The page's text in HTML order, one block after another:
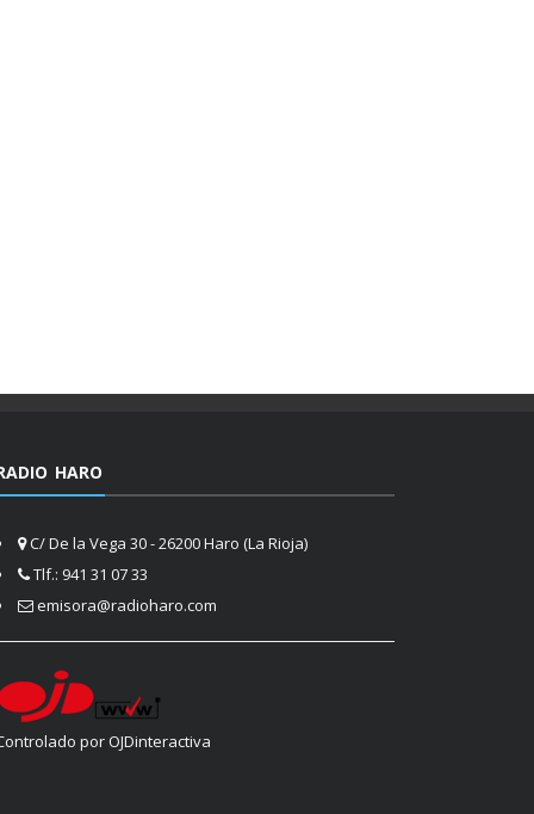
HARO
C/ De la Vega 30 - 26200 Haro (La Rioja)
Tlf.: 941 31 07 33
emisora@radioharo.com
por OJDinteractiva